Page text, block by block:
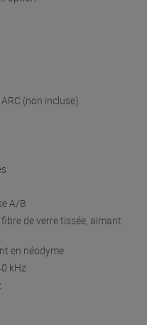
(non incluse)
A/B
de verre tissée, aimant
en néodyme
kHz